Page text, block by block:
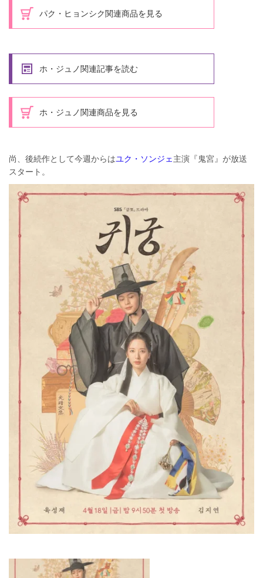
パク・ヒョンシク関連商品を見る
ホ・ジュノ関連記事を読む
ホ・ジュノ関連商品を見る
尚、後続作として今週からはユク・ソンジェ 主演『鬼宮』が放送
スタート。